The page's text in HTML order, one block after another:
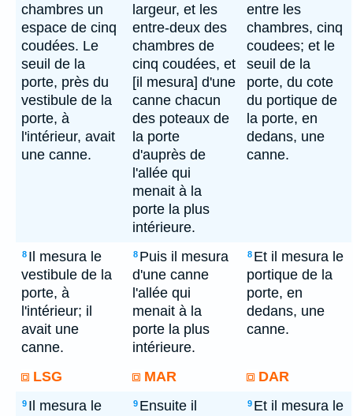
chambres un
espace de cinq
coudées. Le
seuil de la
porte, près du
vestibule de la
porte, à
l'intérieur, avait
une canne.
largeur, et les
entre-deux des
chambres de
cinq coudées, et
[il mesura] d'une
canne chacun
des poteaux de
la porte
d'auprès de
l'allée qui
menait à la
porte la plus
intérieure.
entre les
chambres, cinq
coudees; et le
seuil de la
porte, du cote
du portique de
la porte, en
dedans, une
canne.
8 Il mesura le
vestibule de la
porte, à
l'intérieur; il
avait une
canne.
8 Puis il mesura
d'une canne
l'allée qui
menait à la
porte la plus
intérieure.
8 Et il mesura le
portique de la
porte, en
dedans, une
canne.
LSG MAR DAR
9 Il mesura le 9 Ensuite il 9 Et il mesura le